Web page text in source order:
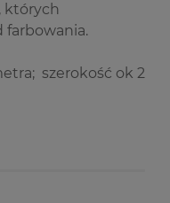
których
farbowania.
szerokość ok 2